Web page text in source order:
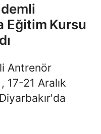
Eğitim Kursu
Antrenör
17-21 Aralık